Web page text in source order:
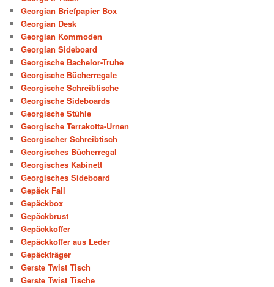
Georgian Briefpapier Box
Georgian Desk
Georgian Kommoden
Georgian Sideboard
Georgische Bachelor-Truhe
Georgische Bücherregale
Georgische Schreibtische
Georgische Sideboards
Georgische Stühle
Georgische Terrakotta-Urnen
Georgischer Schreibtisch
Georgisches Bücherregal
Georgisches Kabinett
Georgisches Sideboard
Gepäck Fall
Gepäckbox
Gepäckbrust
Gepäckkoffer
Gepäckkoffer aus Leder
Gepäckträger
Gerste Twist Tisch
Gerste Twist Tische